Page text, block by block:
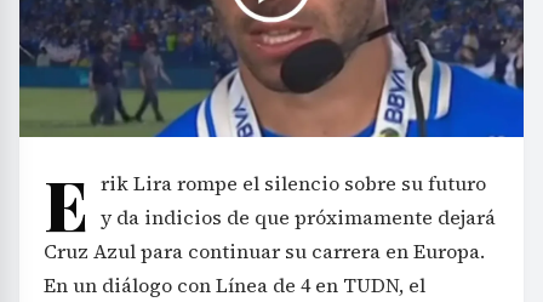
E rik Lira rompe el silencio sobre su futuro
y da indicios de que próximamente dejará
Cruz Azul para continuar su carrera en Europa.
En un diálogo con Línea de 4 en TUDN, el